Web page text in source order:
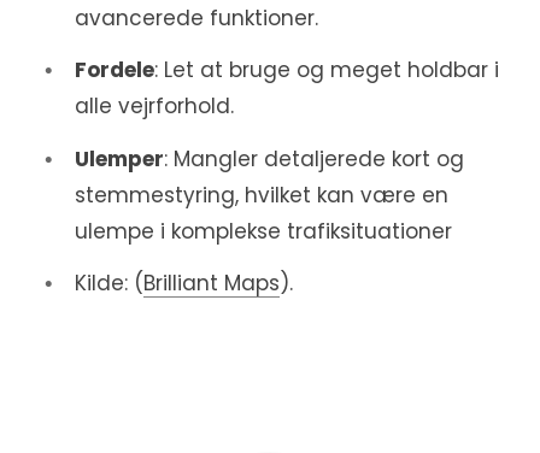
avancerede funktioner.
Fordele: Let at bruge og meget holdbar i
alle vejrforhold.
Ulemper: Mangler detaljerede kort og
stemmestyring, hvilket kan være en
ulempe i komplekse trafiksituationer​
Kilde: (Brilliant Maps)​.